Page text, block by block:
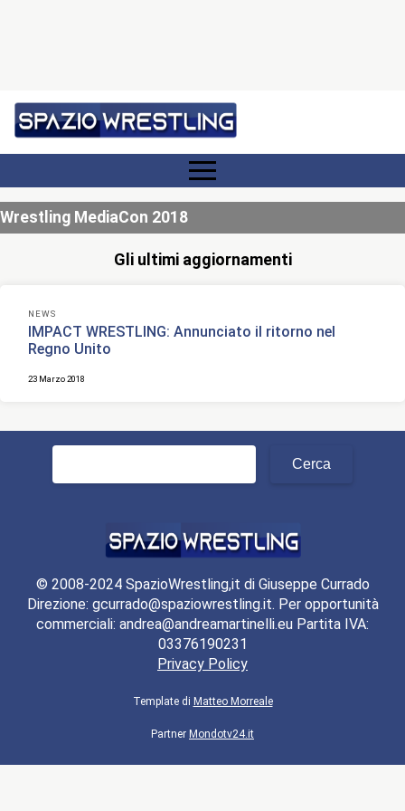
Wrestling MediaCon 2018
Gli ultimi aggiornamenti
NEWS
IMPACT WRESTLING: Annunciato il ritorno nel
Regno Unito
23 Marzo 2018
Ricerca
© 2008-2024 SpazioWrestling,it di Giuseppe Currado
Direzione: gcurrado@spaziowrestling.it. Per opportunità
commerciali: andrea@andreamartinelli.eu Partita IVA:
03376190231
Privacy Policy
Template di Matteo Morreale
Partner Mondotv24.it